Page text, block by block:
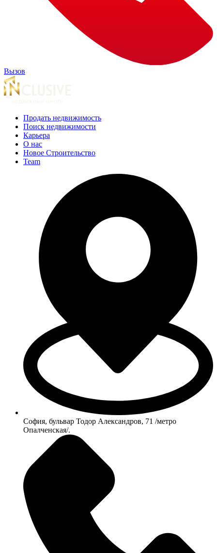
Вызов
Продать недвижимость
Поиск недвижимости
Карьера
О нас
Новое Строительство
Team
София, бульвар Тодор Александров, 71 /метро
Опалченская/.